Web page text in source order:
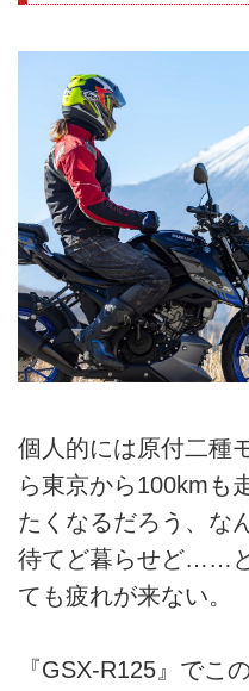
個人的には原付二種
ら東京から100kmも
たくなるだろう、な
待てど暮らせど……
ても疲れが来ない。
『GSX-R125』でこ